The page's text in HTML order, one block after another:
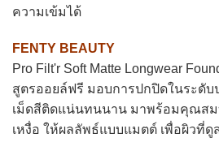
ความเข้มได้
FENTY BEAUTY
Pro Filt'r Soft Matte Longwear
สูตรออยล์ฟรี มอบการปกปิดในระดับ
เม็ดสีติดแน่นทนนาน มาพร้อมคุณส
เหงื่อ ให้ผลลัพธ์แบบแมตต์ เพื่อผิวที่ดู